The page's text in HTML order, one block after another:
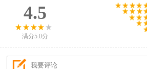
4.5
满分5.0分